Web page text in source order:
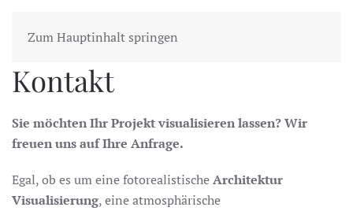
Zum Hauptinhalt springen
Kontakt
Sie möchten Ihr Projekt visualisieren lassen? Wir
freuen uns auf Ihre Anfrage.
Egal, ob es um eine fotorealistischeArchitektur
Visualisierung, eine atmosphärische